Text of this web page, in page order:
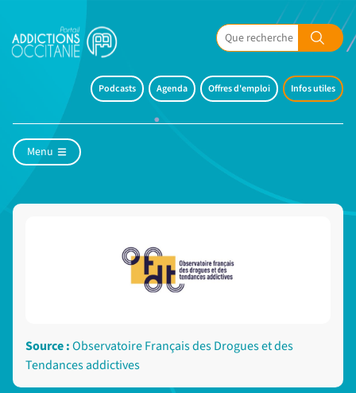
Podcasts Agenda Offres d'emploi Infos utiles
Menu
Source :Observatoire Français des Drogues et des
Tendances addictives